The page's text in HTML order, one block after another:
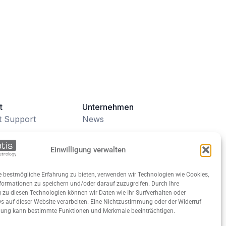
Einwilligung verwalten
bestmögliche Erfahrung zu bieten, verwenden wir Technologien wie Cookies,
zu speichern und/oder darauf zuzugreifen. Durch Ihre
diesen Technologien können wir Daten wie Ihr Surfverhalten oder
auf dieser Website verarbeiten. Eine Nichtzustimmung oder der Widerruf
kann bestimmte Funktionen und Merkmale beeinträchtigen.
Support
Unternehmen
News
Karriere
Über uns